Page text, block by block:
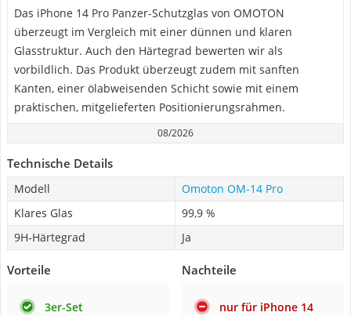
Das iPhone 14 Pro Panzer-Schutzglas von OMOTON
überzeugt im Vergleich mit einer dünnen und klaren
Glasstruktur. Auch den Härtegrad bewerten wir als
vorbildlich. Das Produkt überzeugt zudem mit sanften
Kanten, einer ölabweisenden Schicht sowie mit einem
praktischen, mitgelieferten Positionierungsrahmen.
08/2026
Technische Details
Modell
Omoton OM-14 Pro
Klares Glas
99,9 %
9H-Härtegrad
Ja
Vorteile
3er-Set
Nachteile
nur für iPhone 14